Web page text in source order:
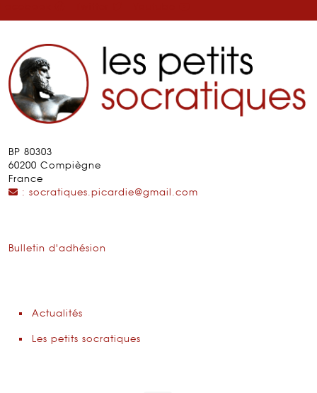
BP 80303
60200 Compiègne
France
: socratiques.picardie@gmail.com
Bulletin d'adhésion
Actualités
Les petits socratiques